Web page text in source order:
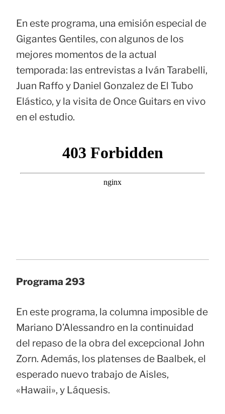
En este programa, una emisión especial de
Gigantes Gentiles, con algunos de los
mejores momentos de la actual
temporada: las entrevistas a Iván Tarabelli,
Juan Raffo y Daniel Gonzalez de El Tubo
Elástico, y la visita de Once Guitars en vivo
en el estudio.
Programa 293
En este programa, la columna imposible de
Mariano D’Alessandro en la continuidad
del repaso de la obra del excepcional John
Zorn. Además, los platenses de Baalbek, el
esperado nuevo trabajo de Aisles,
«Hawaii», y Láquesis.